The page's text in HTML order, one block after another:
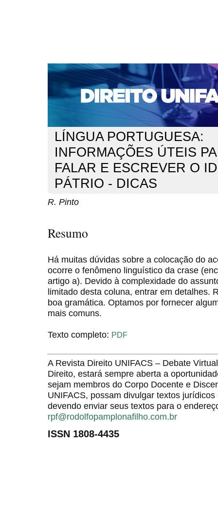
CAPA SOBRE ACESSO CADASTRO
NOTÍCIAS
EDIÇÕES DE Nº 1 A 100 WEBMAIL
Capa>n. 235 (2020) > Pinto
LÍNGUA PORTUGUESA:
INFORMAÇÕES ÚTEIS
FALAR E ESCREVER O
PÁTRIO - DICAS
R. Pinto
Resumo
Há muitas dúvidas sobre a colocação do
ocorre o fenômeno linguístico da crase
artigo a). Devido à complexidade do
limitado desta coluna, entrar em detalhes.
boa gramática. Optamos por fornecer
mais comuns.
Texto completo: PDF
A Revista Direito UNIFACS – Debate
Direito, estará sempre aberta a
sejam membros do Corpo Docente e
UNIFACS, possam divulgar textos
devendo enviar seus textos para o
rpf@rodolfopamplonafilho.com.br
ISSN 1808-4435